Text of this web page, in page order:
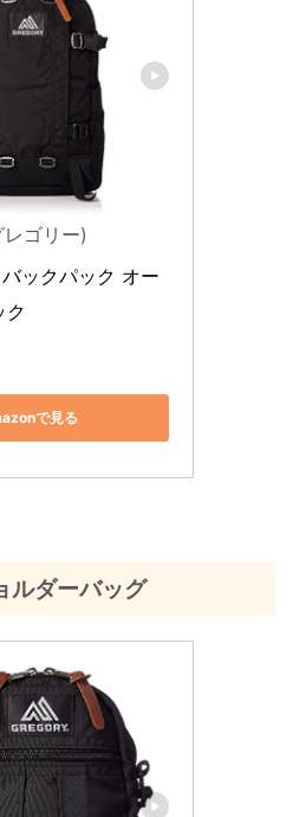
レゴリー)
ックパック オー
ク
で見る
ルダーバッグ